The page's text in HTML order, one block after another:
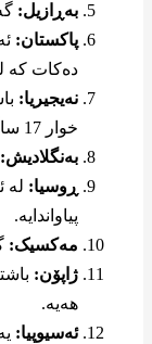
بەڕازیل:
پاکستان:
دەکات کە
نەیجیریا:
خوار 17 ساڵان.
بەنگلادیش:
ڕوسیا: لە
پیاواندایە.
مەکسیک:
ژاپۆن:
هەیە.
ئەسیوپیا: